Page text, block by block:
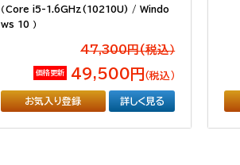
（Core i5-1.6GHz(10210U) / Windo
ws 10 ）
47,300円(税込）
価格更新 49,500円 （税込）
お気入り登録 詳しく見る